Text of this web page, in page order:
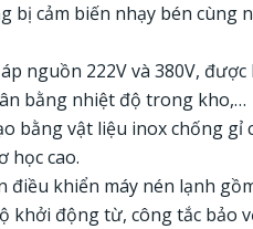
bị cảm biến nhạy bén cùng
nguồn 222V và 380V,
bằng nhiệt độ trong kho,…
bằng vật liệu inox chống gỉ
học cao.
điều khiển máy nén lạnh
khởi động từ, công tắc bảo